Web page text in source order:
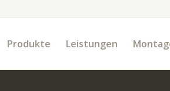
Produkte Leistungen